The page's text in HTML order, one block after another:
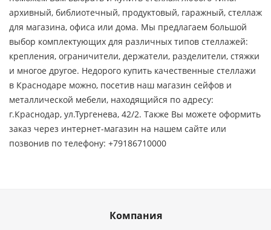
архивный, библиотечный, продуктовый, гаражный, стеллаж
для магазина, офиса или дома. Мы предлагаем большой
выбор комплектующих для различных типов стеллажей:
крепления, ограничители, держатели, разделители, стяжки
и многое другое. Недорого купить качественные стеллажи
в Краснодаре можно, посетив наш магазин сейфов и
металлической мебели, находящийся по адресу:
г.Краснодар, ул.Тургенева, 42/2. Также Вы можете оформить
заказ через интернет-магазин на нашем сайте или
позвонив по телефону: +79186710000
Компания